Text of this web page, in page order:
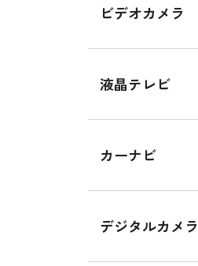
ビデオカメラ
液晶テレビ
カーナビ
デジタルカメラ